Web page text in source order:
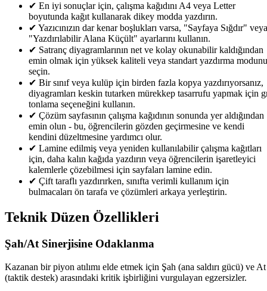
✔ En iyi sonuçlar için, çalışma kağıdını A4 veya Letter
boyutunda kağıt kullanarak dikey modda yazdırın.
✔ Yazıcınızın dar kenar boşlukları varsa, "Sayfaya Sığdır" veya
"Yazdırılabilir Alana Küçült" ayarlarını kullanın.
✔ Satranç diyagramlarının net ve kolay okunabilir kaldığından
emin olmak için yüksek kaliteli veya standart yazdırma modunu
seçin.
✔ Bir sınıf veya kulüp için birden fazla kopya yazdırıyorsanız,
diyagramları keskin tutarken mürekkep tasarrufu yapmak için
tonlama seçeneğini kullanın.
✔ Çözüm sayfasının çalışma kağıdının sonunda yer aldığından
emin olun - bu, öğrencilerin gözden geçirmesine ve kendi
kendini düzeltmesine yardımcı olur.
✔ Lamine edilmiş veya yeniden kullanılabilir çalışma kağıtları
için, daha kalın kağıda yazdırın veya öğrencilerin işaretleyici
kalemlerle çözebilmesi için sayfaları lamine edin.
✔ Çift taraflı yazdırırken, sınıfta verimli kullanım için
bulmacaları ön tarafa ve çözümleri arkaya yerleştirin.
Teknik Düzen Özellikleri
Şah/At Sinerjisine Odaklanma
Kazanan bir piyon atılımı elde etmek için Şah (ana saldırı gücü) ve At
(taktik destek) arasındaki kritik işbirliğini vurgulayan egzersizler.